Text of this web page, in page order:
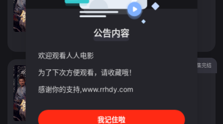
雨田
孟璐 / 麻家铭 杨承翰 / 张梓璐
立即播放
第9集完结
错付 2026
连续剧 2026
主演：孟璐 / 麻家铭 / 杨承翰 / 张梓璐 / 邢赫楚
公告内容
欢迎观看人人电影
为了下次方便观看，请收藏哦！
感谢你的支持,www.rrhdy.com
我记住啦